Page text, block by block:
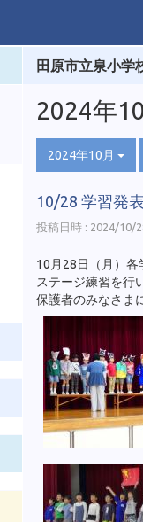
田原市立泉小学
2024年
2024年10月
10/28 学習発
投稿日時 : 2024/10/
10月28日（月）
ステージ練習を行
保護者のみなさま